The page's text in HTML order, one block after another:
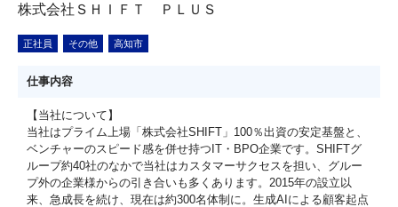
株式会社ＳＨＩＦＴ ＰＬＵＳ
正社員 その他 高知市
仕事内容
【当社について】
当社はプライム上場「株式会社SHIFT」100％出資の安定基盤と、
ベンチャーのスピード感を併せ持つIT・BPO企業です。SHIFTグ
ループ約40社のなかで当社はカスタマーサクセスを担い、グルー
プ外の企業様からの引き合いも多くあります。2015年の設立以
来、急成長を続け、現在は約300名体制に。生成AIによる顧客起点